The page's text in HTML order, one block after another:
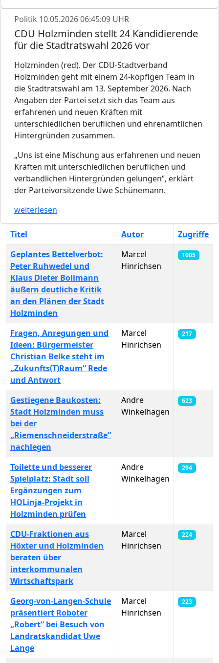
Politik 10.05.2026 06:45:09 UHR
CDU Holzminden stellt 24 Kandidierende
für die Stadtratswahl 2026 vor
Holzminden (red). Der CDU-Stadtverband
Holzminden geht mit einem 24-köpfigen Team in
die Stadtratswahl am 13. September 2026. Nach
Angaben der Partei setzt sich das Team aus
erfahrenen und neuen Kräften mit
unterschiedlichen beruflichen und ehrenamtlichen
Hintergründen zusammen.
„Uns ist eine Mischung aus erfahrenen und neuen
Kräften mit unterschiedlichen beruflichen und
verbandlichen Hintergründen gelungen“, erklärt
der Parteivorsitzende Uwe Schünemann.
weiterlesen
Titel Autor
Zugriffe
Geplantes Bettelverbot:
Peter Ruhwedel und
Klaus Dieter Bollmann
äußern deutliche Kritik
an den Plänen der Stadt
Holzminden
Marcel
Hinrichsen
1005
Fragen, Anregungen und
Ideen: Bürgermeister
Christian Belke steht im
„Zukunfts(T)Raum“ Rede
und Antwort
Marcel
Hinrichsen
217
Gestiegene Baukosten:
Stadt Holzminden muss
bei der
„Riemenschneiderstraße“
nachlegen
Andre
Winkelhagen
623
Toilette und besserer
Spielplatz: Stadt soll
Ergänzungen zum
HOLinja-Projekt in
Holzminden prüfen
Andre
Winkelhagen
294
CDU-Fraktionen aus
Höxter und Holzminden
beraten über
interkommunalen
Wirtschaftspark
Marcel
Hinrichsen
224
Georg-von-Langen-Schule
präsentiert Roboter
„Robert“ bei Besuch von
Landratskandidat Uwe
Lange
Marcel
Hinrichsen
223